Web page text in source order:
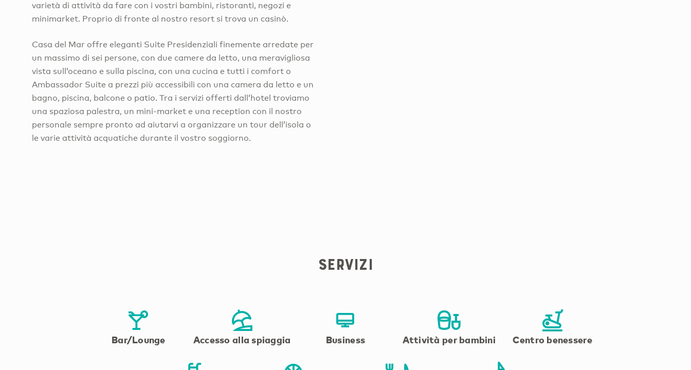
varietà di attività da fare con i vostri bambini, ristoranti, negozi e
minimarket. Proprio di fronte al nostro resort si trova un casinò.
Casa del Mar offre eleganti Suite Presidenziali finemente arredate per
un massimo di sei persone, con due camere da letto, una meravigliosa
vista sull’oceano e sulla piscina, con una cucina e tutti i comfort o
Ambassador Suite a prezzi più accessibili con una camera da letto e un
bagno, piscina, balcone o patio. Tra i servizi offerti dall’hotel troviamo
una spaziosa palestra, un mini-market e una reception con il nostro
personale sempre pronto ad aiutarvi a organizzare un tour dell’isola o
le varie attività acquatiche durante il vostro soggiorno.
servizi
Bar/Lounge Accesso alla spiaggia Business Attività per bambini Centro benessere